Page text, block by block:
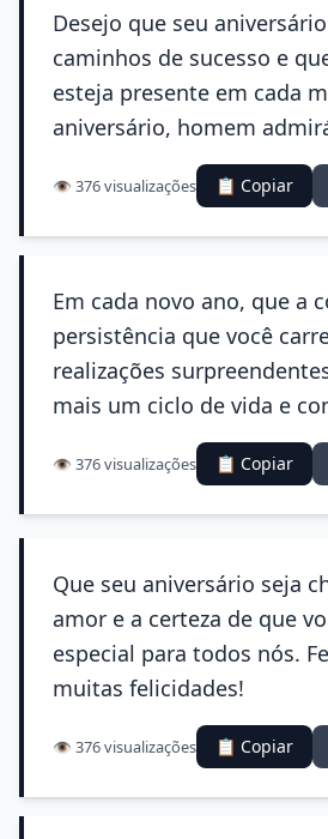
Desejo que seu
caminhos de sucesso e
esteja presente em cada
aniversário, homem
👁️ 376 visualizações 📋 Copiar
Em cada novo ano, que a
persistência que você
realizações
mais um ciclo de vida e
👁️ 376 visualizações 📋 Copiar
Que seu aniversário seja
amor e a certeza de que
especial para todos nós.
muitas felicidades!
👁️ 376 visualizações 📋 Copiar